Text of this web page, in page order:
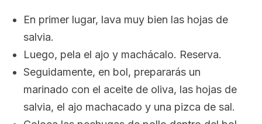
En primer lugar, lava muy bien las hojas de
salvia.
Luego, pela el ajo y machácalo. Reserva.
Seguidamente, en bol, prepararás un
marinado con el aceite de oliva, las hojas de
salvia, el ajo machacado y una pizca de sal.